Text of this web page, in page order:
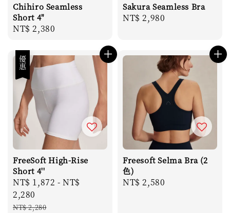
Chihiro Seamless
Short 4"
Regular
NT$ 2,380
Sakura Seamless Bra
Regular
NT$ 2,980
優惠
FreeSoft High-Rise
Short 4''
Sale
price
NT$ 1,872 -NT$
2,280
Regular
NT$ 2,280
Freesoft Selma Bra (2
色)
Regular
NT$ 2,580